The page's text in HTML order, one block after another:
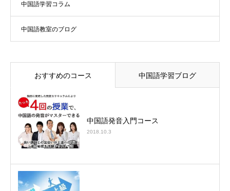
中国語学習コラム
中国語教室のブログ
おすすめのコース 中国語学習ブログ
中国語発音入門コース
2018.10.3